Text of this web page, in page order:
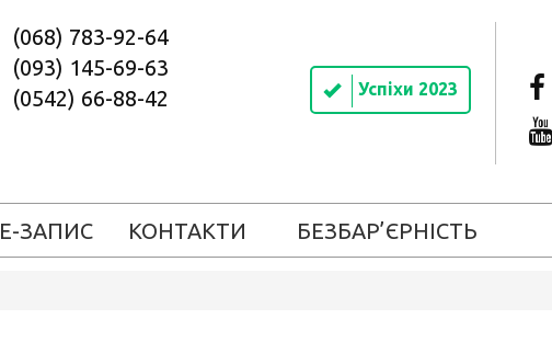
(068) 783-92-64
(093) 145-69-63
(0542) 66-88-42
Успіхи 2023
Е-ЗАПИС КОНТАКТИ БЕЗБАР’ЄРНІСТЬ